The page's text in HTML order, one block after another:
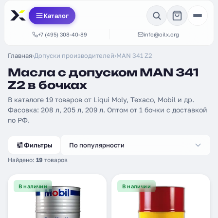
Каталог
+7 (495) 308-40-89 info@oilx.org
Главная›Допуски производителей›MAN 341 Z2
Масла с допуском MAN 341
Z2 в бочках
В каталоге 19 товаров от Liqui Moly, Texaco, Mobil и др.
Фасовка: 208 л, 205 л, 209 л. Оптом от 1 бочки с доставкой
по РФ.
Фильтры
Найдено: 19 товаров
По популярности
В наличии В наличии